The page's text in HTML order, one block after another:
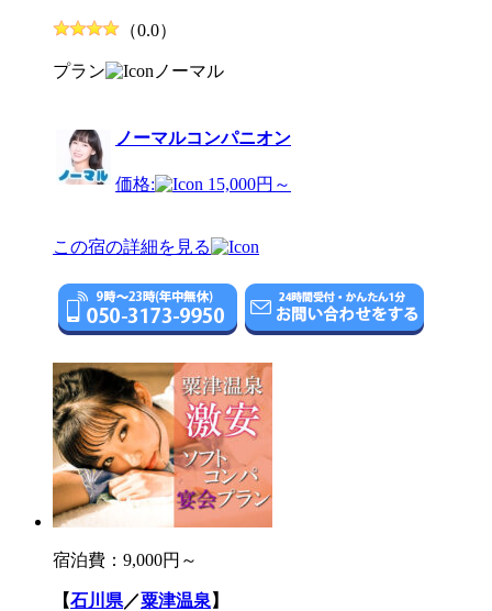
（0.0）
プラン ノーマル
ノーマルコンパニオン
価格: 15,000円～
この宿の詳細を見る
宿泊費： 9,000円～
【石川県／粟津温泉 】